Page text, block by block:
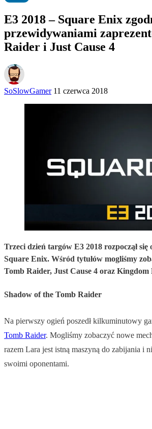
E3 2018 – Square Enix
przewidywaniami
Raider i Just Cause 4
SoSlowGamer 11 czerwca 2018
Trzeci dzień targów E3 2018 rozpoczął
Square Enix. Wśród tytułów mogliśmy
Tomb Raider, Just Cause 4 oraz
Shadow of the Tomb Raider
Na pierwszy ogień poszedł kilkuminutowy
Tomb Raider. Mogliśmy zobaczyć nowe
razem Lara jest istną maszyną do zabijania i
swoimi oponentami.